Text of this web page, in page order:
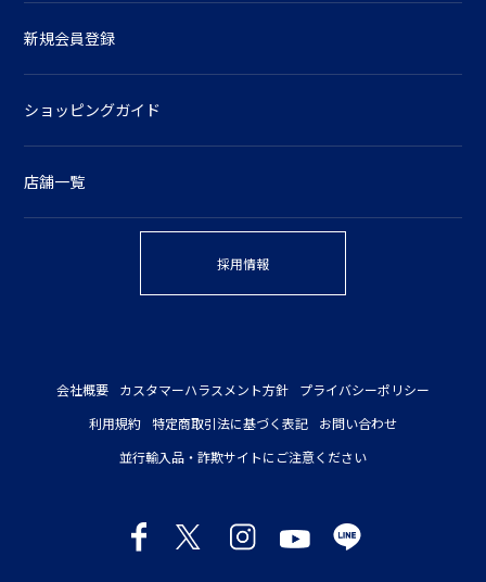
新規会員登録
ショッピングガイド
店舗一覧
採用情報
会社概要 カスタマーハラスメント方針
プライバシーポリシー
利用規約 特定商取引法に基づく表記
お問い合わせ
並行輸入品・詐欺サイトにご注意ください